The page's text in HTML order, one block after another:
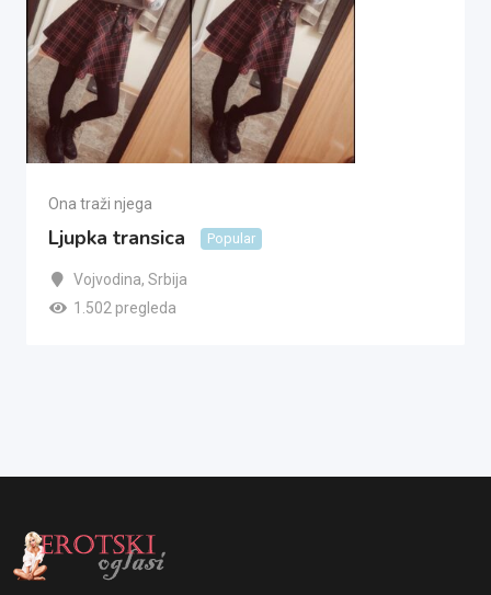
Ona traži njega
Ljupka transica Popular
Vojvodina, Srbija
1.502 pregleda